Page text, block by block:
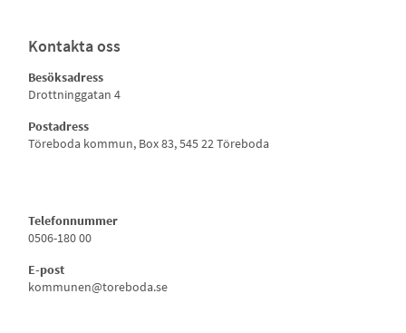
Kontakta oss
Besöksadress
Drottninggatan 4
Postadress
Töreboda kommun, Box 83, 545 22 Töreboda
Telefonnummer
0506-180 00
E-post
kommunen@toreboda.se